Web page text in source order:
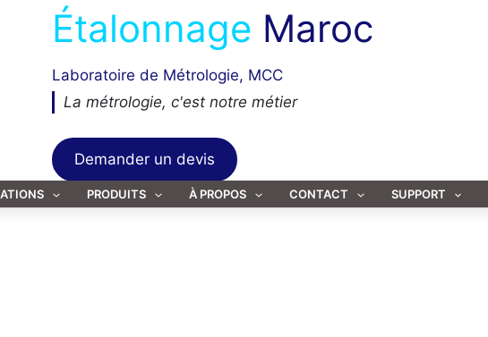
Étalonnage Maroc
Laboratoire de Métrologie, MCC
La métrologie, c'est notre métier
Demander un devis
PRODUITS À PROPOS CONTACT SUPPORT